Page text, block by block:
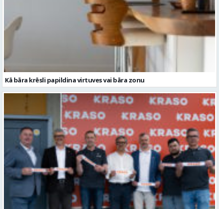
Kā bāra krēsli papildina virtuves vai bāra zonu
KRASO stiprina klātbūtni Latvijas reģionos un atklāj jaunu veikalu
Valmierā